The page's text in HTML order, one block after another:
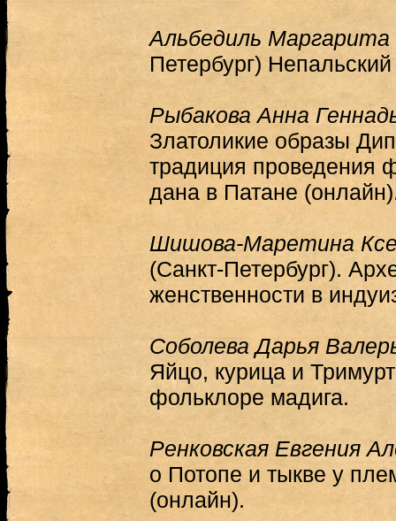
Альбедиль Маргарита
Петербург)
Рыбакова Анна
Златоликие образы
традиция проведения
дана в Патане
Шишова-Маретина
(Санкт-Петербург).
женственности в
Соболева Дарья
Яйцо, курица и
фольклоре мадига.
Ренковская Евгения
о Потопе и тыкве у
(онлайн).